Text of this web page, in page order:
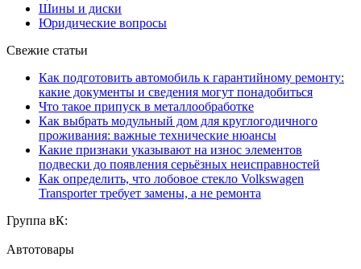
Шины и диски
Юридические вопросы
Свежие статьи
Как подготовить автомобиль к гарантийному ремонту:
какие документы и сведения могут понадобиться
Что такое припуск в металлообработке
Как выбрать модульный дом для круглогодичного
проживания: важные технические нюансы
Какие признаки указывают на износ элементов
подвески до появления серьёзных неисправностей
Как определить, что лобовое стекло Volkswagen
Transporter требует замены, а не ремонта
Группа вК:
Автотовары